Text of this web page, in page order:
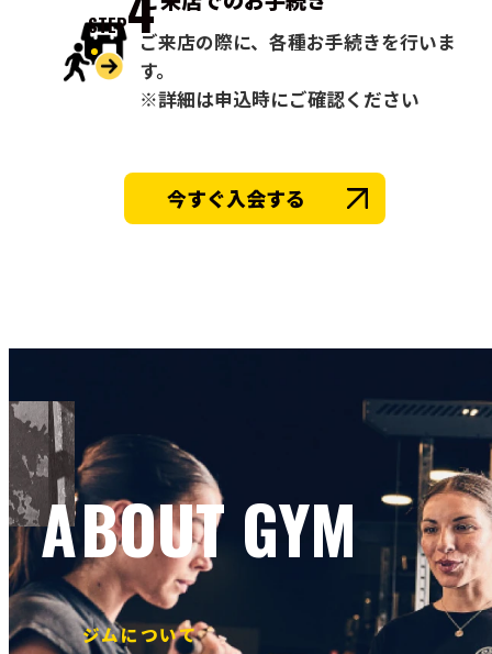
STEP
ご来店の際に、各種お手続きを行いま
す。
※詳細は申込時にご確認ください
今すぐ入会する
ABOUT GYM
ジムについて